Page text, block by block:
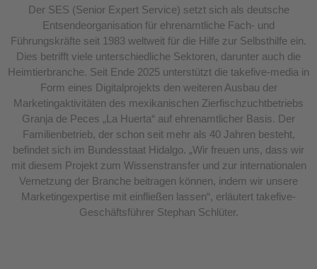
Der SES (Senior Expert Service) setzt sich als deutsche
Entsendeorganisation für ehrenamtliche Fach- und
Führungskräfte seit 1983 weltweit für die Hilfe zur Selbsthilfe ein.
Dies betrifft viele unterschiedliche Sektoren, darunter auch die
Heimtierbranche. Seit Ende 2025 unterstützt die takefive-media in
Form eines Digitalprojekts den weiteren Ausbau der
Marketingaktivitäten des mexikanischen Zierfischzuchtbetriebs
Granja de Peces „La Huerta“ auf ehrenamtlicher Basis. Der
Familienbetrieb, der schon seit mehr als 40 Jahren besteht,
befindet sich im Bundesstaat Hidalgo. „Wir freuen uns, dass wir
mit diesem Projekt zum Wissenstransfer und zur internationalen
Vernetzung der Branche beitragen können, indem wir unsere
Marketingexpertise mit einfließen lassen“, erläutert takefive-
Geschäftsführer Stephan Schlüter.